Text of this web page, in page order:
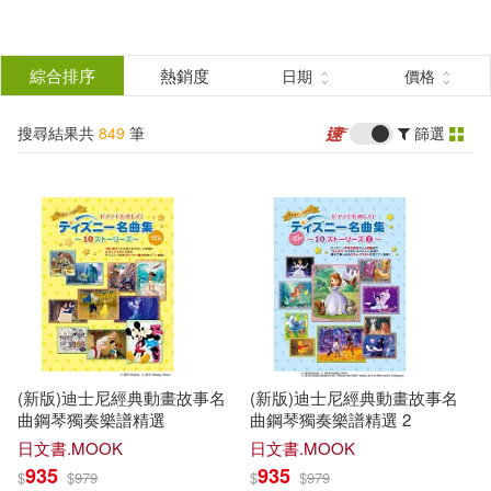
結
分類 (單選)
所有商品(849) 圖書(67)
影音(64) 雜誌(338)
餐廚生活(1) 電子書(379)
作者 (可複選)
ケイ・エム・プロデュース(141)
マーキュリー(30)
綜合排序 熱銷度 日期 價格
搜尋結果共 849 筆 篩選
(新版)迪士尼經典動畫故事名
曲鋼琴獨奏樂譜精選
日文書.MOOK
$935 $979
(新版)迪士尼經典動畫故事名
曲鋼琴獨奏樂譜精選 2
日文書.MOOK
$935 $979